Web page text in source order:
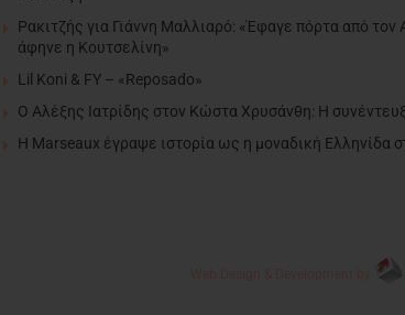
Ρακιτζής για Γιάννη Μαλλιαρό: «Έφαγε πόρτα από
άφηνε η Κουτσελίνη»
Lil Koni & FY – «Reposado»
Ο Αλέξης Ιατρίδης στον Κώστα Χρυσάνθη: Η
H Marseaux έγραψε ιστορία ως η μοναδική Ελληνίδα